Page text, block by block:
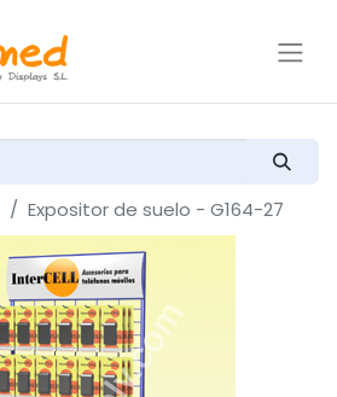
Expositor de suelo - G164-27